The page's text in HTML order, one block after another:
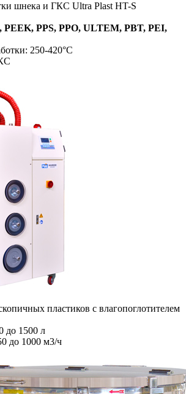
шнека и ГКС Ultra Plast HT-S
PEEK, PPS, PPO, ULTEM, PBT, PEI,
250-420°С
пластиков с влагопоглотителем
до 1500 л
до 1000 м3/ч